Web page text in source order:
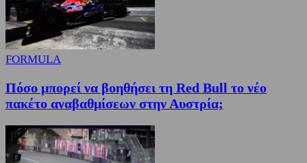
FORMULA
Πόσο μπορεί να βοηθήσει τη Red Bull το νέο
πακέτο αναβαθμίσεων στην Αυστρία;